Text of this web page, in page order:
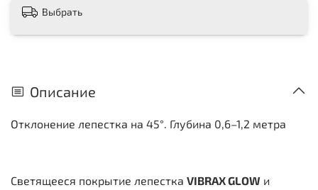
Выбрать
Описание
Отклонение лепестка на 45°. Глубина 0,6–1,2 метра
Светящееся покрытие лепестка VIBRAX GLOW и